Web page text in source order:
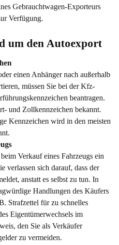
Gebrauchtwagen-Exporteurs
Verfügung.
um den Autoexport
einen Anhänger nach außerhalb
müssen Sie bei der Kfz-
beantragen.
und Zollkennzeichen bekannt.
Kennzeichen wird in den meisten
Verkauf eines Fahrzeugs ein
verlassen sich darauf, dass der
anstatt es selbst zu tun. In
Handlungen des Käufers
Strafzettel für zu schnelles
Eigentümerwechsels im
den Sie als Verkäufer
zu vermeiden.